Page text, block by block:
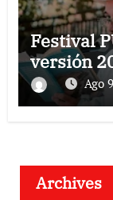
Festival
versión
Ago
Archives